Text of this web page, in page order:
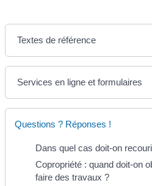
Textes de référence
Services en ligne et formulaires
Questions ? Réponses !
Dans quel cas doit-on
Copropriété : quand doit-on
faire des travaux ?